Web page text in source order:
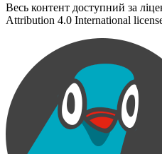
Весь контент доступний за
Attribution 4.0 International